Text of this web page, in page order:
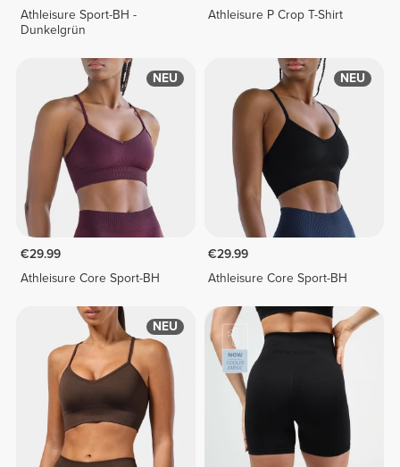
Athleisure Sport-BH -
Dunkelgrün
Athleisure P Crop T-Shirt
NEU
€29.99
Athleisure Core Sport-BH
NEU
€29.99
Athleisure Core Sport-BH
NEU